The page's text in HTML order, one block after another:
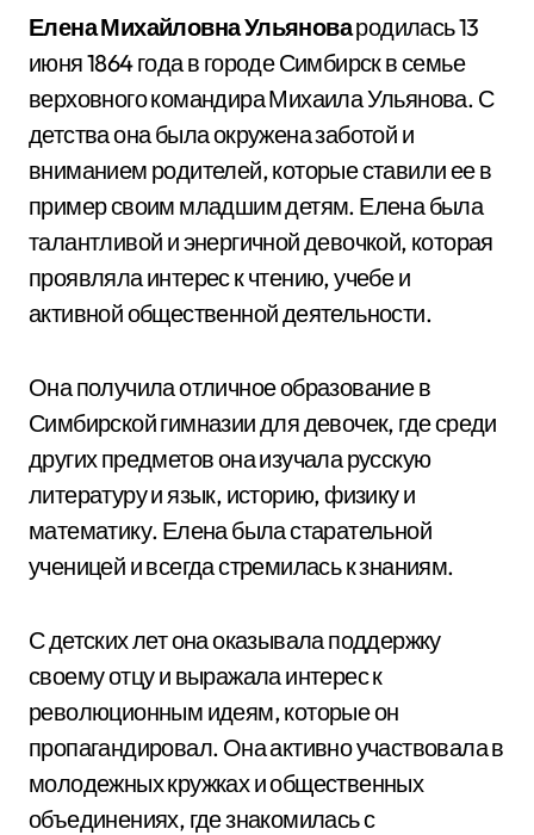
Елена Михайловна Ульяновародилась 13
июня 1864 года в городе Симбирск в семье
верховного командира Михаила Ульянова. С
детства она была окружена заботой и
вниманием родителей, которые ставили ее в
пример своим младшим детям. Елена была
талантливой и энергичной девочкой, которая
проявляла интерес к чтению, учебе и
активной общественной деятельности.
Она получила отличное образование в
Симбирской гимназии для девочек, где среди
других предметов она изучала русскую
литературу и язык, историю, физику и
математику. Елена была старательной
ученицей и всегда стремилась к знаниям.
С детских лет она оказывала поддержку
своему отцу и выражала интерес к
революционным идеям, которые он
пропагандировал. Она активно участвовала в
молодежных кружках и общественных
объединениях, где знакомилась с